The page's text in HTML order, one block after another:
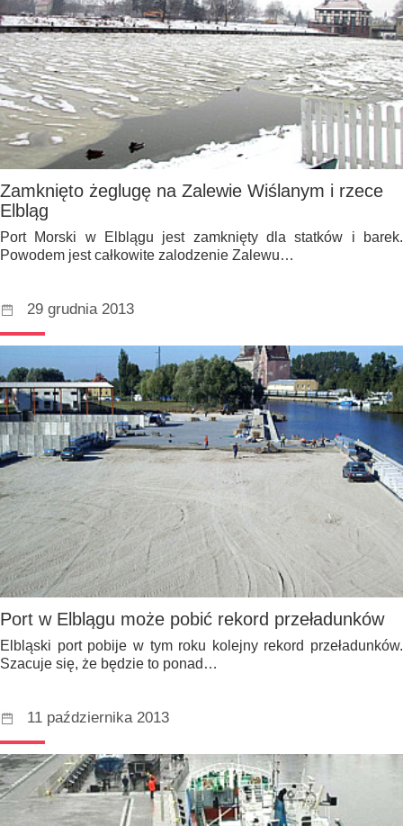
Zamknięto żeglugę na Zalewie Wiślanym i rzece
Elbląg
Port Morski w Elblągu jest zamknięty dla statków i barek.
Powodem jest całkowite zalodzenie Zalewu…
29 grudnia 2013
Port w Elblągu może pobić rekord przeładunków
Elbląski port pobije w tym roku kolejny rekord przeładunków.
Szacuje się, że będzie to ponad…
11 października 2013